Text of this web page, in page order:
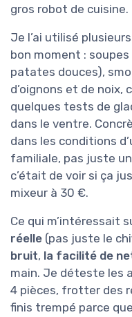
gros robot de cuisine.
Je l’ai utilisé
bon moment :
patates douces),
d’oignons et de
quelques tests de
dans le ventre.
dans les conditions
familiale, pas juste
c’était de voir si ça
mixeur à 30 €.
Ce qui m’intéressait
réelle (pas juste le
bruit, la facilité de
main. Je déteste les
4 pièces, frotter des
finis trempé parce